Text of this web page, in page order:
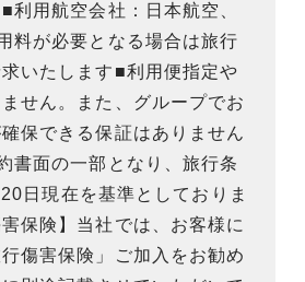
利用航空会社：日本航空、
料が必要となる場合は旅行
いたします■利用便指定や
せん。また、グループでお
保できる保証はありません
書面の一部となり、旅行条
日現在を基準としておりま
保険】当社では、お客様に
傷害保険」ご加入をお勧め